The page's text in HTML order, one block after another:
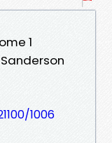
1
1006